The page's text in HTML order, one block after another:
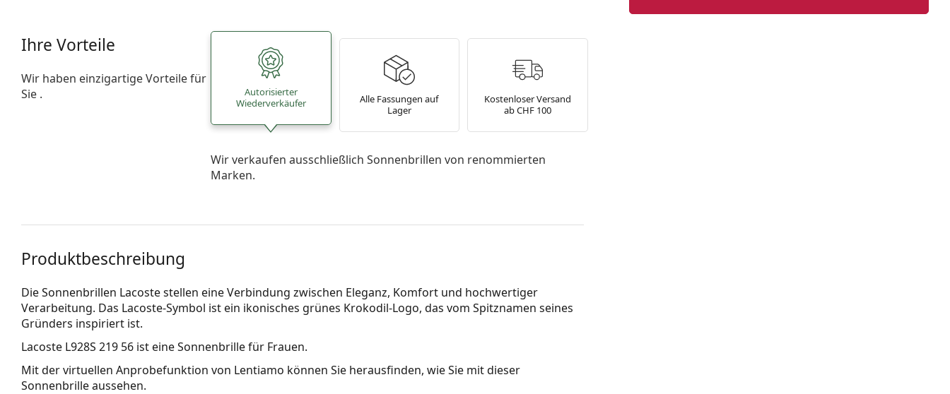
Ihre Vorteile
Wir haben einzigartige Vorteile für
Sie .
Autorisierter
Wiederverkäufer
Alle Fassungen auf
Lager
Kostenloser Versand
ab CHF 100
Wir verkaufen ausschließlich Sonnenbrillen von renommierten
Marken.
Produktbeschreibung
Die Sonnenbrillen Lacoste stellen eine Verbindung zwischen Eleganz, Komfort und hochwertiger
Verarbeitung. Das Lacoste-Symbol ist ein ikonisches grünes Krokodil-Logo, das vom Spitznamen seines
Gründers inspiriert ist.
Lacoste L928S 219 56 ist eine Sonnenbrille für Frauen.
Mit der virtuellen Anprobefunktion von Lentiamo können Sie herausfinden, wie Sie mit dieser
Sonnenbrille aussehen.